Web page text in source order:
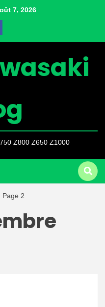
7, 2026
Z800 Z650 Z1000
Page 2